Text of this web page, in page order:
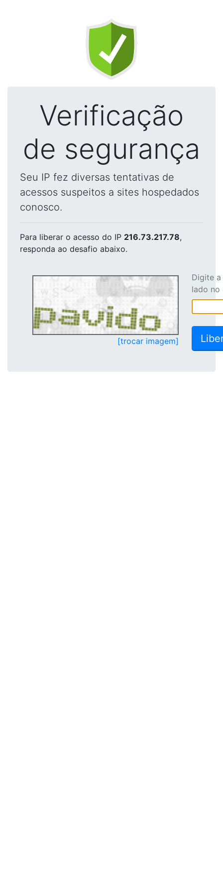
Verificação
de segurança
Seu IP fez diversas tentativas de
acessos suspeitos a sites hospedados
conosco.
Para liberar o acesso do IP 216.73.217.78,
responda ao desafio abaixo.
[trocar imagem]
Digite
lado no